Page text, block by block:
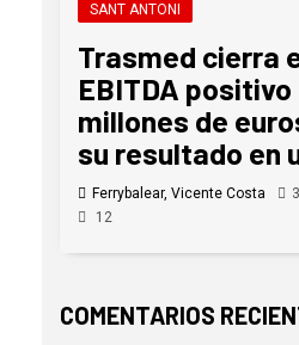
SANT ANTONI
Trasmed cierra
EBITDA positivo
millones de
su resultado en
Ferrybalear, Vicente Costa
12
COMENTARIOS